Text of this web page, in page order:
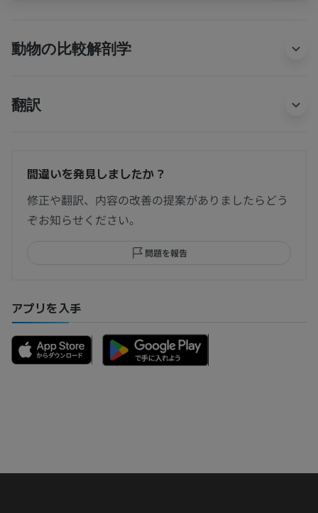
動物の比較解剖学
翻訳
間違いを発見しましたか？
修正や翻訳、内容の改善の提案がありましたらどう
ぞお知らせください。
問題を報告
アプリを入手